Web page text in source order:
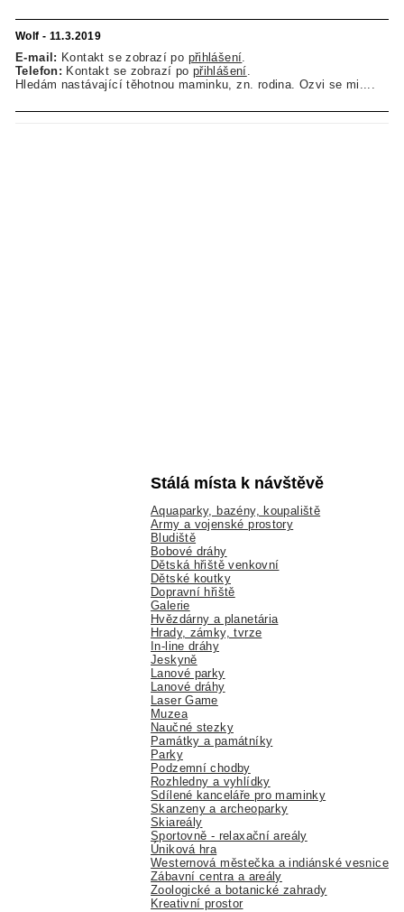
Wolf - 11.3.2019
E-mail: Kontakt se zobrazí po přihlášení
Telefon: Kontakt se zobrazí po přihlášení
Hledám nastávající těhotnou maminku, zn. rodina. Ozvi se mi....
Stálá místa k návštěvě
Aquaparky, bazény, koupaliště
Army a vojenské prostory
Bludiště
Bobové dráhy
Dětská hřiště venkovní
Dětské koutky
Dopravní hřiště
Galerie
Hvězdárny a planetária
Hrady, zámky, tvrze
In-line dráhy
Jeskyně
Lanové parky
Lanové dráhy
Laser Game
Muzea
Naučné stezky
Památky a památníky
Parky
Podzemní chodby
Rozhledny a vyhlídky
Sdílené kanceláře pro maminky
Skanzeny a archeoparky
Skiareály
Sportovně - relaxační areály
Úniková hra
Westernová městečka a indiánské vesnice
Zábavní centra a areály
Zoologické a botanické zahrady
Kreativní prostor